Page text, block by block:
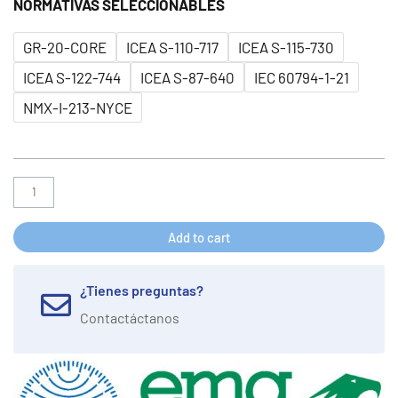
NORMATIVAS SELECCIONABLES
GR-20-CORE ICEA S-110-717
ICEA S-115-730
ICEA S-122-744
ICEA S-87-640
IEC 60794-1-21
NMX-I-213-NYCE
Add to cart
¿Tienes preguntas?
Contactáctanos